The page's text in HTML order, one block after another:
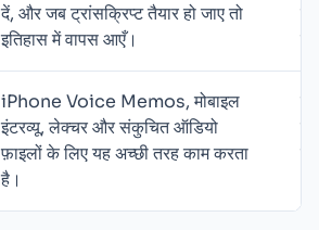
दें, और जब ट्रांसक्रिप्ट तैयार हो जाए तो
इतिहास में वापस आएँ।
iPhone Voice Memos, मोबाइल
इंटरव्यू, लेक्चर और संकुचित ऑडियो
फ़ाइलों के लिए यह अच्छी तरह काम करता
है।